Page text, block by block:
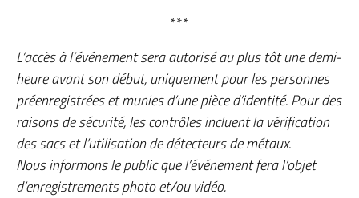
***
L’accès à l’événement sera autorisé au plus tôt une demi-
heure avant son début, uniquement pour les personnes
préenregistrées et munies d’une pièce d’identité. Pour des
raisons de sécurité, les contrôles incluent la vérification
des sacs et l’utilisation de détecteurs de métaux.
Nous informons le public que l’événement fera l’objet
d’enregistrements photo et/ou vidéo.